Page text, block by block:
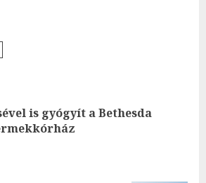
is gyógyít a Bethesda